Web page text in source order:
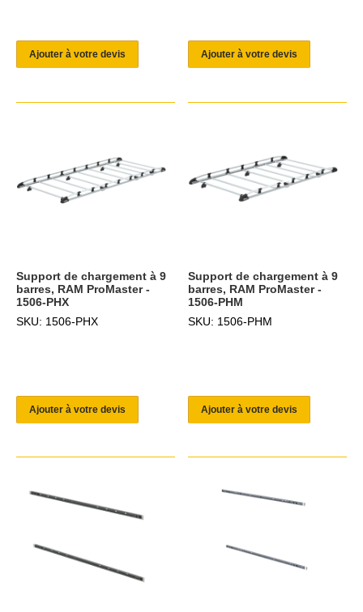
Ajouter à votre devis Ajouter à votre devis
Support de chargement à 9
barres, RAM ProMaster -
1506-PHX
SKU: 1506-PHX
Ajouter à votre devis
Support de chargement à 9
barres, RAM ProMaster -
1506-PHM
SKU: 1506-PHM
Ajouter à votre devis